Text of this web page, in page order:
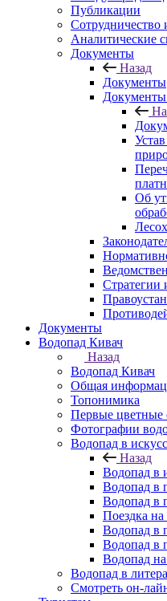
Публикации
Сотрудничество
Аналитические
Документы
Назад
Документы
Об
Стратегии
Документы
Водопад Кивач
Назад
Водопад Кивач
Общая
Топонимика
Первые цветные
Фотографии
Водопад в
Назад
Водопад в
Водопад в
Водопад в
Поездка
Водопад в
Водопад в
Водопад
Водопад в
Смотреть он-